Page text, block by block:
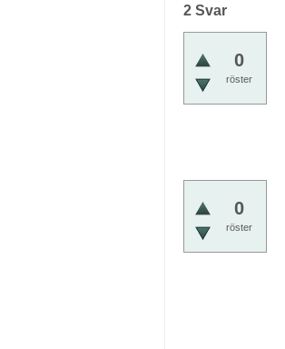
2 Svar
0
röster
0
röster